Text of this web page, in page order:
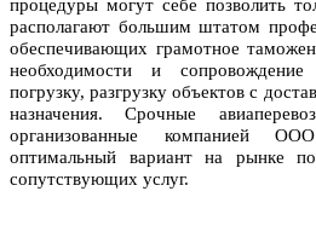
процедуры могут себе позволить
располагают большим штатом
обеспечивающих грамотное
необходимости и
погрузку, разгрузку объектов с
назначения. Срочные
организованные компанией
оптимальный вариант на рынке
сопутствующих услуг.